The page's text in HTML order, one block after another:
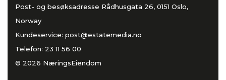
Post- og besøksadresse Rådhusgata 26, 0151 Oslo,
Norway
Kundeservice: post@estatemedia.no
Telefon: 23 11 56 00
© 2026 NæringsEiendom